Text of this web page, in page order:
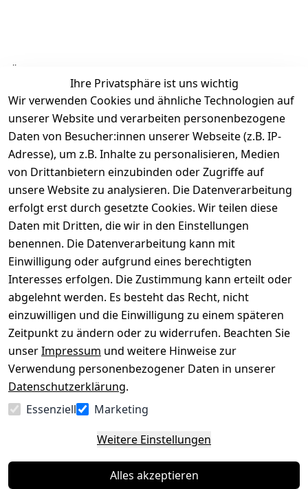
Ähnliche Produkte
Ihre Privatsphäre ist uns wichtig
Wir verwenden Cookies und ähnliche Technologien auf
unserer Website und verarbeiten personenbezogene
Daten von Besucher:innen unserer Webseite (z.B. IP-
Adresse), um z.B. Inhalte zu personalisieren, Medien
von Drittanbietern einzubinden oder Zugriffe auf
unsere Website zu analysieren. Die Datenverarbeitung
erfolgt erst durch gesetzte Cookies. Wir teilen diese
Daten mit Dritten, die wir in den Einstellungen
benennen. Die Datenverarbeitung kann mit
Einwilligung oder aufgrund eines berechtigten
Interesses erfolgen. Die Zustimmung kann erteilt oder
abgelehnt werden. Es besteht das Recht, nicht
einzuwilligen und die Einwilligung zu einem späteren
Zeitpunkt zu ändern oder zu widerrufen. Beachten Sie
unserImpressum und weitere Hinweise zur
Verwendung personenbezogener Daten in unserer
Datenschutzerklärung.
Essenziell
Marketing
Weitere Einstellungen
Alles akzeptieren
Rechtliches
AGB
Impressum
Datenschutze
rklärung
Barrierefreihe
itserklärung
Widerrufsrec
ht
Über uns
Kontakt
Registrieren
Kataloge zum
Download
Pflege &
Kundendienst
Kiefermöbel
Hilfe
Wir
versenden
mit
Zahle
bequem per
Vertrag
widerrufen